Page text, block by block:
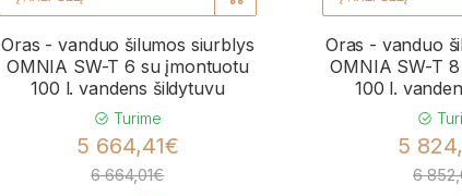
Oras - vanduo šilumos siurblys
OMNIA SW-T 6 su įmontuotu
100 l. vandens šildytuvu
Turime
5 664,41€
6 664,01€
Oras - vanduo
OMNIA SW-T
100 l.
5
6